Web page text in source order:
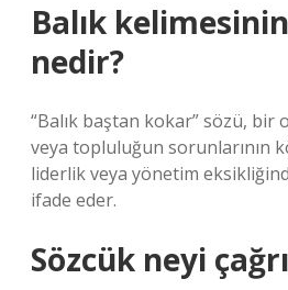
Balık
nedir?
“Balık baştan kokar” sözü,
veya topluluğun sorunlarının
liderlik veya yönetim
ifade eder.
Sözcük neyi